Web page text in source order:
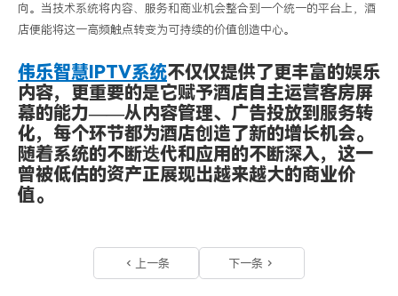
向。当技术系统将内容、服务和商业机会整合到一个统一的平台上，酒
店便能将这一高频触点转变为可持续的价值创造中心。
伟乐智慧IPTV系统不仅仅提供了更丰富的娱乐
内容，更重要的是它赋予酒店自主运营客房屏
幕的能力——从内容管理、广告投放到服务转
化，每个环节都为酒店创造了新的增长机会。
随着系统的不断迭代和应用的不断深入，这一
曾被低估的资产正展现出越来越大的商业价
值。
上一条 下一条